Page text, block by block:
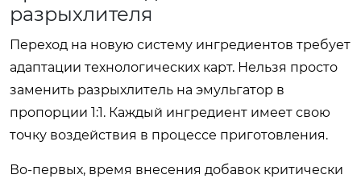
разрыхлителя
Переход на новую систему ингредиентов требует
адаптации технологических карт. Нельзя просто
заменить разрыхлитель на эмульгатор в
пропорции 1:1. Каждый ингредиент имеет свою
точку воздействия в процессе приготовления.
Во-первых, время внесения добавок критически